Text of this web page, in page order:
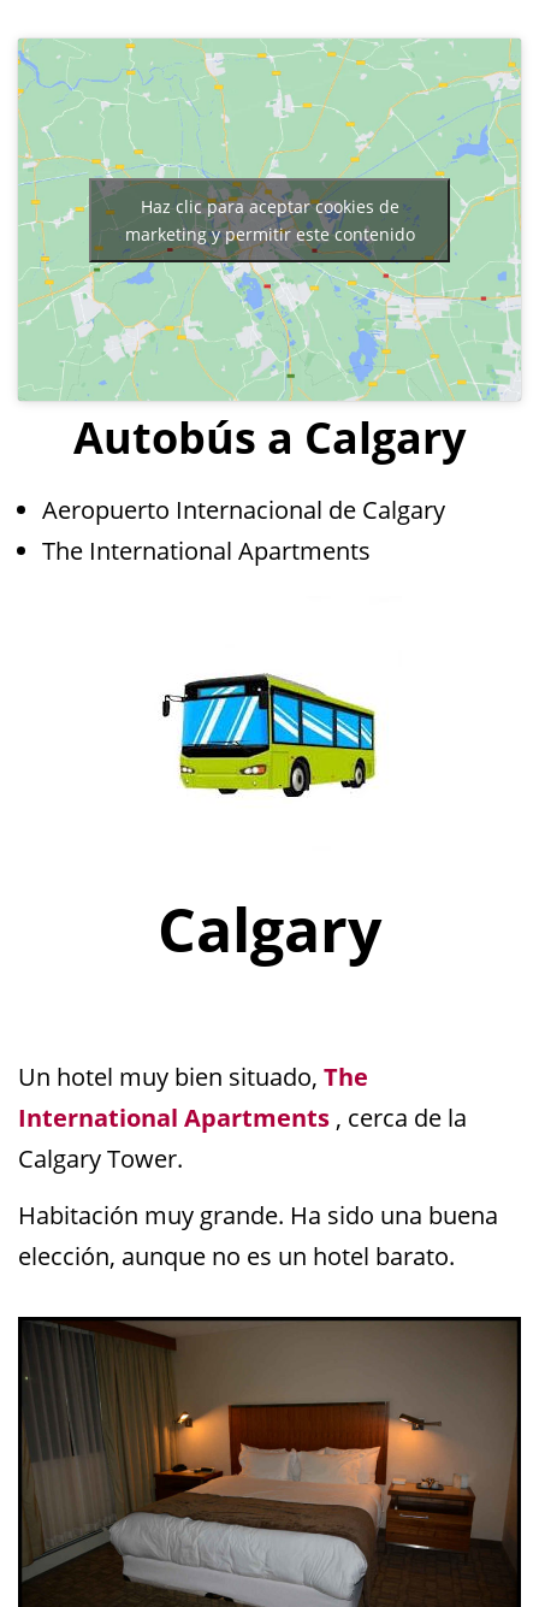
Haz clic para aceptar cookies de
marketing y permitir este contenido
Autobús a Calgary
Aeropuerto Internacional de Calgary
The International Apartments
Calgary
Un hotel muy bien situado, The
International Apartments , cerca de la
Calgary Tower.
Habitación muy grande. Ha sido una buena
elección, aunque no es un hotel barato.